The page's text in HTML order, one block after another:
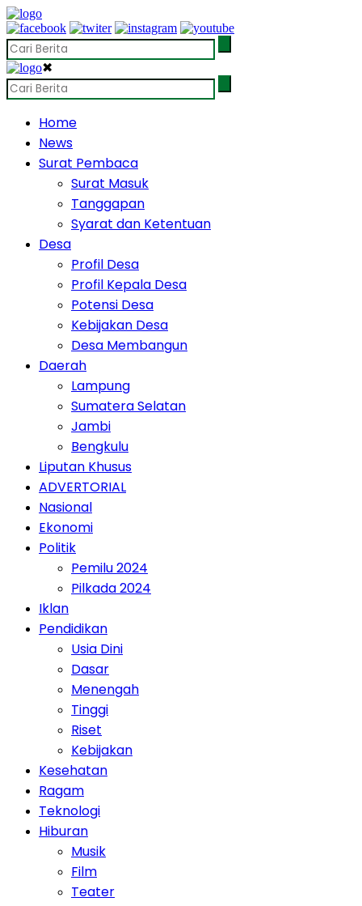
✖
Home
News
Surat Pembaca
Surat Masuk
Tanggapan
Syarat dan Ketentuan
Desa
Profil Desa
Profil Kepala Desa
Potensi Desa
Kebijakan Desa
Desa Membangun
Daerah
Lampung
Sumatera Selatan
Jambi
Bengkulu
Liputan Khusus
ADVERTORIAL
Nasional
Ekonomi
Politik
Pemilu 2024
Pilkada 2024
Iklan
Pendidikan
Usia Dini
Dasar
Menengah
Tinggi
Riset
Kebijakan
Kesehatan
Ragam
Teknologi
Hiburan
Musik
Film
Teater